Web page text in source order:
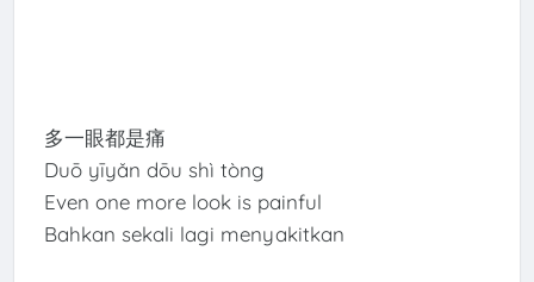
多一眼都是痛
Duō yīyǎn dōu shì tòng
Even one more look is painful
Bahkan sekali lagi menyakitkan